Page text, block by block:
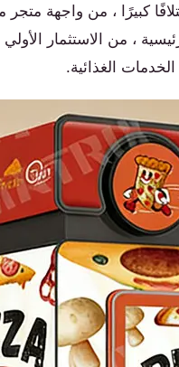
كبيرًا ، من واجهة
، من الاستثمار
الغذائية.